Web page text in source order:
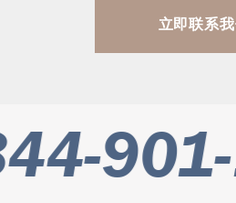
立即联系